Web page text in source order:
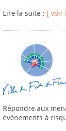
Lire la suite : [ voir
Répondre aux
évènements à